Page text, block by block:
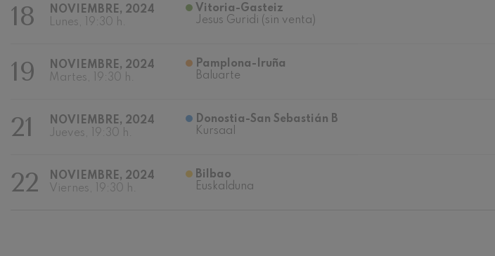
18
NOVIEMBRE, 2024
Lunes, 19:30 h.
Vitoria-Gasteiz
Jesus Guridi (sin venta)
19
NOVIEMBRE, 2024
Martes, 19:30 h.
Pamplona-Iruña
Baluarte
21
NOVIEMBRE, 2024
Jueves, 19:30 h.
Donostia-San Sebastián B
Kursaal
22
NOVIEMBRE, 2024
Viernes, 19:30 h.
Bilbao
Euskalduna
Franz Schmidt
Franz Schubert
Johannes Brahms: Concierto para piano nº1